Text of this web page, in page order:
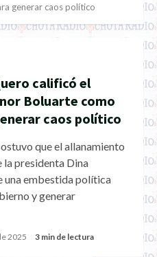
generar caos político
calificó el
Boluarte como
caos político
que el allanamiento
la presidenta Dina
una embestida política
y generar
2025 3 min de lectura